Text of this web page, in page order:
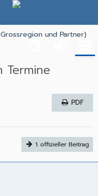
und Partner)
Termine
PDF
1. offizieller Beitrag